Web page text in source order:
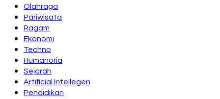
Olahraga
Pariwisata
Ragam
Ekonomi
Techno
Humanoria
Sejarah
Artificial Intellegen
Pendidikan